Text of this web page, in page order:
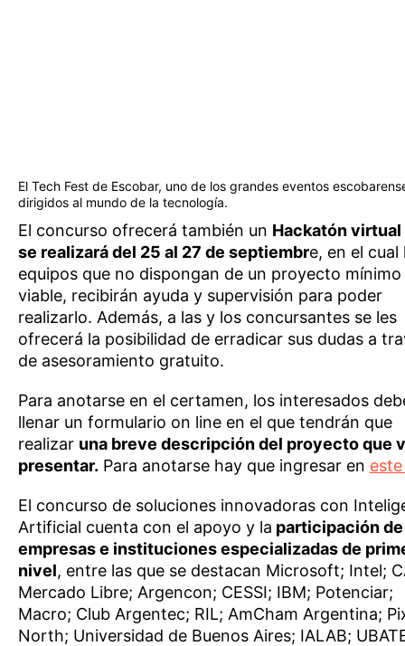
El Tech Fest de Escobar, uno de los grandes eventos
dirigidos al mundo de la tecnología.
El concurso ofrecerá también un Hackatón virtual
se realizará del 25 al 27 de septiembre, en el cual
equipos que no dispongan de un proyecto mínimo
viable, recibirán ayuda y supervisión para poder
realizarlo. Además, a las y los concursantes se les
ofrecerá la posibilidad de erradicar sus dudas a
de asesoramiento gratuito.
Para anotarse en el certamen, los interesados
llenar un formulario on line en el que tendrán que
realizar una breve descripción del proyecto que
presentar. Para anotarse hay que ingresar en
El concurso de soluciones innovadoras con
Artificial cuenta con el apoyo y la participación de
empresas e instituciones especializadas de
nivel, entre las que se destacan Microsoft; Intel;
Mercado Libre; Argencon; CESSI; IBM; Potenciar;
Macro; Club Argentec; RIL; AmCham Argentina;
North; Universidad de Buenos Aires; IALAB;